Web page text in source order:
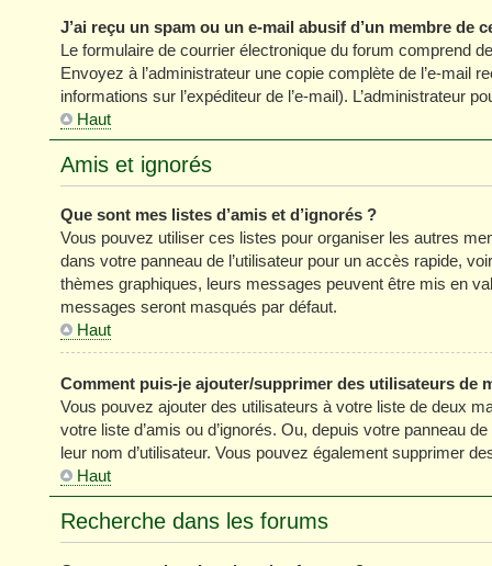
J’ai reçu un spam ou un e-mail abusif d’un membre de
Le formulaire de courrier électronique du forum comprend
Envoyez à l’administrateur une copie complète de l’e-mail
informations sur l’expéditeur de l’e-mail). L’administrateur
Haut
Amis et ignorés
Que sont mes listes d’amis et d’ignorés ?
Vous pouvez utiliser ces listes pour organiser les autres
dans votre panneau de l’utilisateur pour un accès rapide,
thèmes graphiques, leurs messages peuvent être mis en
messages seront masqués par défaut.
Haut
Comment puis-je ajouter/supprimer des utilisateurs de
Vous pouvez ajouter des utilisateurs à votre liste de deux
votre liste d’amis ou d’ignorés. Ou, depuis votre panneau
leur nom d’utilisateur. Vous pouvez également supprimer
Haut
Recherche dans les forums